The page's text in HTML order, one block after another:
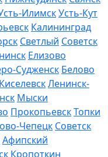
ИлимскУсть-Кут
Калининград
Светлый Советск
Елизово
Судженск Белово
КиселевскЛенинск-
Мыски
ПрокопьевскТопки
Чепецк Советск
Афипский
Кропоткин